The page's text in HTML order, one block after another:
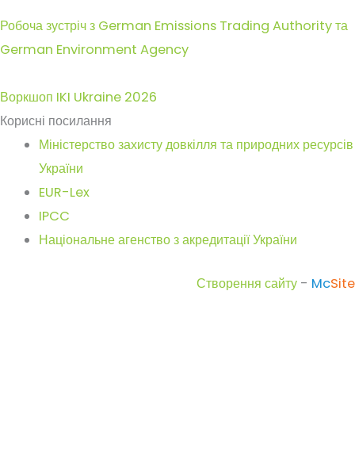
Робоча зустріч з German Emissions Trading Authority та
German Environment Agency
Воркшоп IKI Ukraine 2026
Корисні посилання
Міністерство захисту довкілля та природних ресурсів
України
EUR-Lex
IPCC
Національне агенство з акредитації України
Створення сайту - McSite